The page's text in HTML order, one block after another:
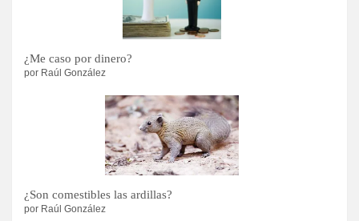
¿Me caso por dinero?
por Raúl González
¿Son comestibles las ardillas?
por Raúl González